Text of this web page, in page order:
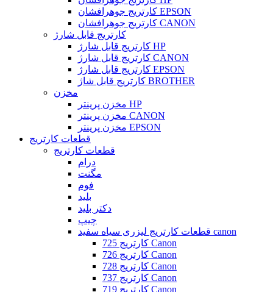
کارتریج جوهرافشان EPSON
کارتریج جوهرافشان CANON
کارتریج قابل شارژ
کارتریج قابل شارژ HP
کارتریج قابل شارژ CANON
کارتریج قابل شارژ EPSON
کارتریج قابل شاژ BROTHER
مخزن
مخزن پرینتر HP
مخزن پرینتر CANON
مخزن پرینتر EPSON
قطعات کارتریج
قطعات کارتریج
درام
مگنت
فوم
بلید
دکتر بلید
چیپ
قطعات کارتریج لیزری سیاه سفید canon
کارتریج 725 Canon
کارتریج 726 Canon
کارتریج 728 Canon
کارتریج 737 Canon
کارتریج 719 Canon